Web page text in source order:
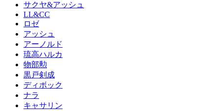
サクヤ&アッシュ
LL&CC
ロゼ
アッシュ
アーノルド
琉高ハルカ
物部勲
黒戸剣成
ディボック
ナラ
キャサリン